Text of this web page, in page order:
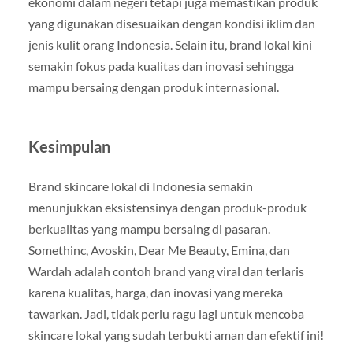
yang digunakan disesuaikan dengan kondisi iklim dan
jenis kulit orang Indonesia. Selain itu, brand lokal kini
semakin fokus pada kualitas dan inovasi sehingga
mampu bersaing dengan produk internasional.
Kesimpulan
Brand skincare lokal di Indonesia semakin
menunjukkan eksistensinya dengan produk-produk
berkualitas yang mampu bersaing di pasaran.
Somethinc, Avoskin, Dear Me Beauty, Emina, dan
Wardah adalah contoh brand yang viral dan terlaris
karena kualitas, harga, dan inovasi yang mereka
tawarkan. Jadi, tidak perlu ragu lagi untuk mencoba
skincare lokal yang sudah terbukti aman dan efektif ini!